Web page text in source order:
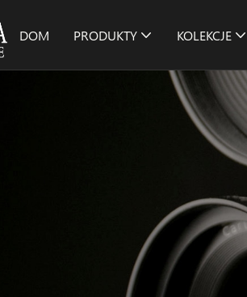
DOM PRODUKTY KOLEKCJE